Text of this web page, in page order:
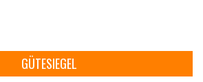
GÜTESIEGEL